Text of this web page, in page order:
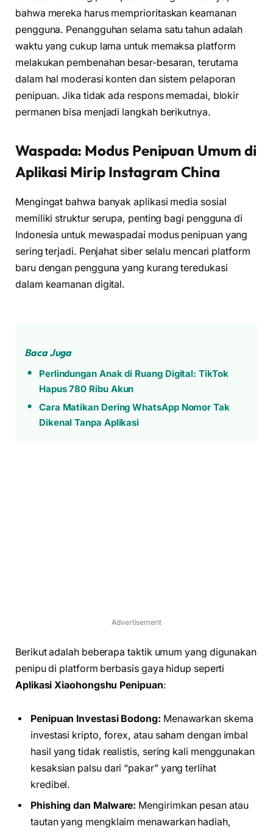
bahwa mereka harus memprioritaskan keamanan
pengguna. Penangguhan selama satu tahun adalah
waktu yang cukup lama untuk memaksa platform
melakukan pembenahan besar-besaran, terutama
dalam hal moderasi konten dan sistem pelaporan
penipuan. Jika tidak ada respons memadai, blokir
permanen bisa menjadi langkah berikutnya.
Waspada: Modus Penipuan Umum di
Aplikasi Mirip Instagram China
Mengingat bahwa banyak aplikasi media sosial
memiliki struktur serupa, penting bagi pengguna di
Indonesia untuk mewaspadai modus penipuan yang
sering terjadi. Penjahat siber selalu mencari platform
baru dengan pengguna yang kurang teredukasi
dalam keamanan digital.
Baca Juga
Perlindungan Anak di Ruang Digital: TikTok
Hapus 780 Ribu Akun
Cara Matikan Dering WhatsApp Nomor Tak
Dikenal Tanpa Aplikasi
Advertisement
Berikut adalah beberapa taktik umum yang digunakan
penipu di platform berbasis gaya hidup seperti
Aplikasi Xiaohongshu Penipuan:
Penipuan Investasi Bodong: Menawarkan skema
investasi kripto, forex, atau saham dengan imbal
hasil yang tidak realistis, sering kali menggunakan
kesaksian palsu dari “pakar” yang terlihat
kredibel.
Phishing dan Malware: Mengirimkan pesan atau
tautan yang mengklaim menawarkan hadiah,